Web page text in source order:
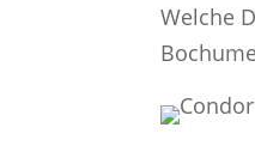
Welche